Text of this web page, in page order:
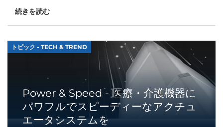
続きを読む
トピック - TECH & TREND
Power & Speed - 医療・介護機器に
パワフルでスピーディーなアクチュ
エータシステムを